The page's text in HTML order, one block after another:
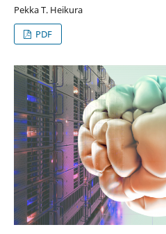
Pekka T. Heikura
PDF